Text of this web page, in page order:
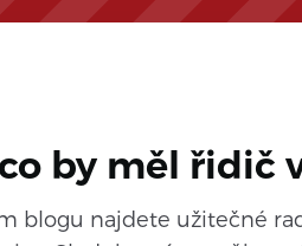
by měl řidič
blogu najdete užitečné